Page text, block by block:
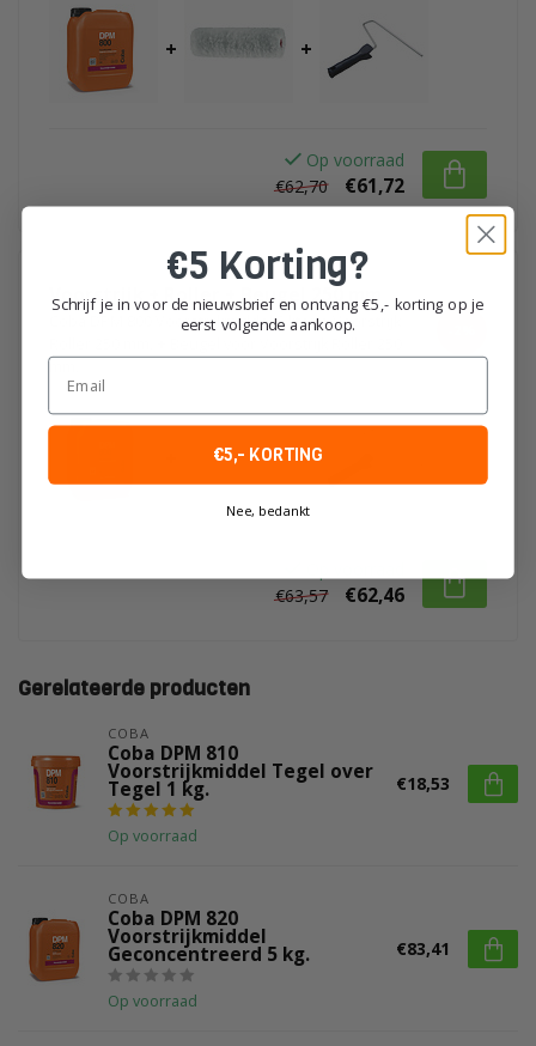
+ +
Op voorraad
€62,70
€61,72
Voorstrijk + Roller + Beugel 250 mm
Coba DPM 800 Voorstrijkmiddel 5 liter+ Voorstrijk
mm.
+
€63,57
€62,46
Gerelateerde producten
COBA
Coba DPM 810
Voorstrijkmiddel Tegel over
Tegel 1 kg.
Op voorraad
€18,53
COBA
Coba DPM 820
Voorstrijkmiddel
Geconcentreerd 5 kg.
Op voorraad
€83,41
€5 Korting?
Schrijf je in voor de nieuwsbrief en ontvang €5,- korting op je
eerst volgende aankoop.
Email
€5,- KORTING
Nee, bedankt